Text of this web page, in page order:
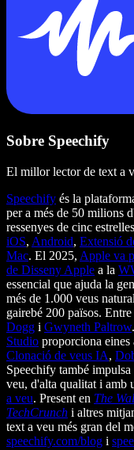
Sobre Speechify
El millor lector de text a
Speechify és la
per a més de 50 milions
ressenyes de cinc
iOS, Android, Extensió
Mac. El 2025, Apple va
de Disseny Apple a la
essencial que ajuda la
més de 1.000 veus
gairebé 200 països.
Dogg i Gwyneth Paltrow
Studio proporciona eines
Clonació de veus IA,
Speechify també
veu, d'alta qualitat i amb
a veu. Present en The
TechCrunch i altres
text a veu més gran del
speechify.com/blog i